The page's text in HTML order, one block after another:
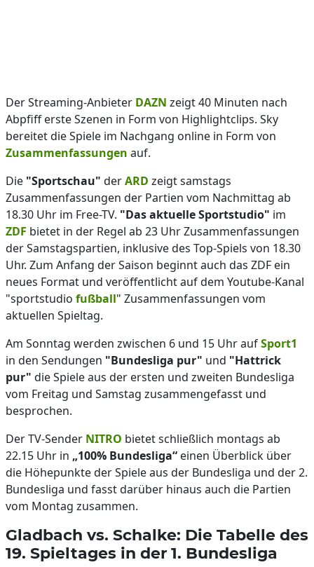
Der Streaming-Anbieter DAZN zeigt 40 Minuten nach
Abpfiff erste Szenen in Form von Highlightclips. Sky
bereitet die Spiele im Nachgang online in Form von
Zusammenfassungen auf.
Die "Sportschau" derARD zeigt samstags
Zusammenfassungen der Partien vom Nachmittag ab
18.30 Uhr im Free-TV. "Das aktuelle Sportstudio" im
ZDF bietet in der Regel ab 23 Uhr Zusammenfassungen
der Samstagspartien, inklusive des Top-Spiels von 18.30
Uhr. Zum Anfang der Saison beginnt auch das ZDF ein
neues Format und veröffentlicht auf dem Youtube-Kanal
"sportstudio fußball" Zusammenfassungen vom
aktuellen Spieltag.
Am Sonntag werden zwischen 6 und 15 Uhr aufSport1
in den Sendungen "Bundesliga pur" und "Hattrick
pur" die Spiele aus der ersten und zweiten Bundesliga
vom Freitag und Samstag zusammengefasst und
besprochen.
Der TV-Sender NITRO bietet schließlich montags ab
22.15 Uhr in „100% Bundesliga“ einen Überblick über
die Höhepunkte der Spiele aus der Bundesliga und der 2.
Bundesliga und fasst darüber hinaus auch die Partien
vom Montag zusammen.
Gladbach vs. Schalke: Die Tabelle des
19. Spieltages in der 1. Bundesliga